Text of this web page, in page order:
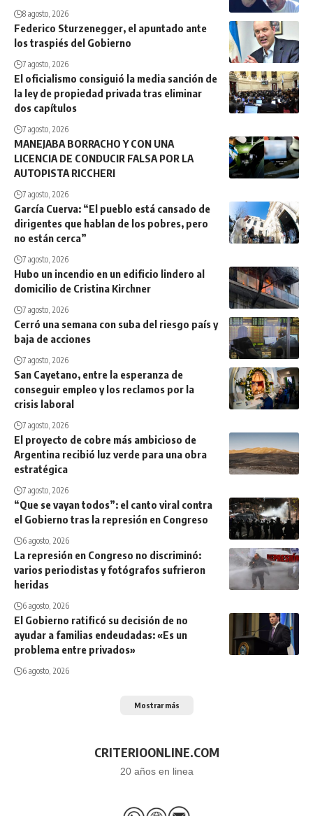
8 agosto, 2026
Federico Sturzenegger, el apuntado ante
los traspiés del Gobierno
7 agosto, 2026
El oficialismo consiguió la media sanción de
la ley de propiedad privada tras eliminar
dos capítulos
7 agosto, 2026
MANEJABA BORRACHO Y CON UNA
LICENCIA DE CONDUCIR FALSA POR LA
AUTOPISTA RICCHERI
7 agosto, 2026
García Cuerva: “El pueblo está cansado de
dirigentes que hablan de los pobres, pero
no están cerca”
7 agosto, 2026
Hubo un incendio en un edificio lindero al
domicilio de Cristina Kirchner
7 agosto, 2026
Cerró una semana con suba del riesgo país y
baja de acciones
7 agosto, 2026
San Cayetano, entre la esperanza de
conseguir empleo y los reclamos por la
crisis laboral
7 agosto, 2026
El proyecto de cobre más ambicioso de
Argentina recibió luz verde para una obra
estratégica
7 agosto, 2026
“Que se vayan todos”: el canto viral contra
el Gobierno tras la represión en Congreso
6 agosto, 2026
La represión en Congreso no discriminó:
varios periodistas y fotógrafos sufrieron
heridas
6 agosto, 2026
El Gobierno ratificó su decisión de no
ayudar a familias endeudadas: «Es un
problema entre privados»
6 agosto, 2026
Mostrar más
CRITERIOONLINE.COM
20 años en linea